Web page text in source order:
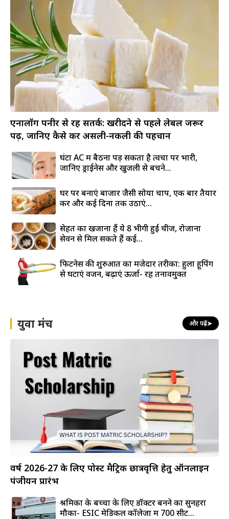
एनालॉग पनीर से रहें सतर्क: खरीदने से पहले लेबल जरूर
पढ़ें, जानिए कैसे करें असली-नकली की पहचान
घंटों AC में बैठना पड़ सकता है त्वचा पर भारी,
जानिए ड्राईनेस और खुजली से बचने...
घर पर बनाएं बाजार जैसी सोया चाप, एक बार तैयार
करें और कई दिनों तक उठाएं...
सेहत का खजाना हैं ये 8 भीगी हुई चीजें, रोजाना
सेवन से मिल सकते हैं कई...
फिटनेस की शुरुआत का मजेदार तरीका: हुला हूपिंग
से घटाएं वजन, बढ़ाएं ऊर्जा- रहें तनावमुक्त
युवा मंच और पढ़ें➤
वर्ष 2026-27 के लिए पोस्ट मैट्रिक छात्रवृत्ति हेतु ऑनलाइन
पंजीयन प्रारंभ
श्रमिकों के बच्चों के लिए डॉक्टर बनने का सुनहरा
मौका- ESIC मेडिकल कॉलेजों में 700 सीटें...